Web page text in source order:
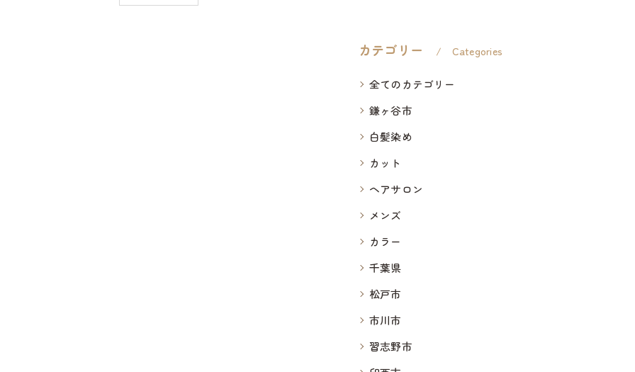
カテゴリー Categories
全てのカテゴリー
鎌ヶ谷市
白髪染め
カット
ヘアサロン
メンズ
カラー
千葉県
松戸市
市川市
習志野市